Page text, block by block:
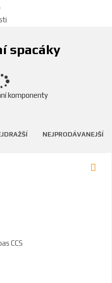
spacáky
komponenty
NEJPRODÁVANEJŠÍ